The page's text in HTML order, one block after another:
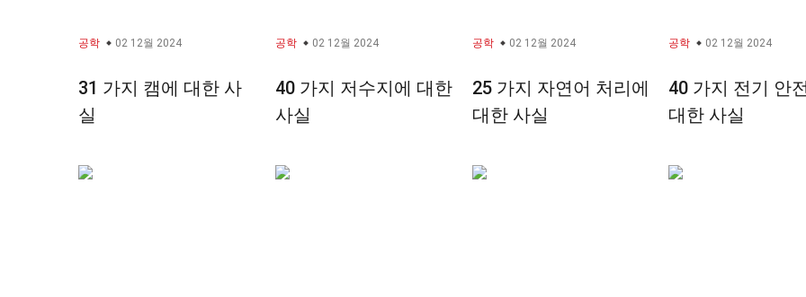
공학 02 12월 2024
31 가지 캠에 대한 사
실
공학 02 12월 2024
40 가지 저수지에 대한
사실
공학 02 12월 2024
25 가지 자연어 처리에
대한 사실
공학 02 12월 2024
40 가지 전기 안
대한 사실